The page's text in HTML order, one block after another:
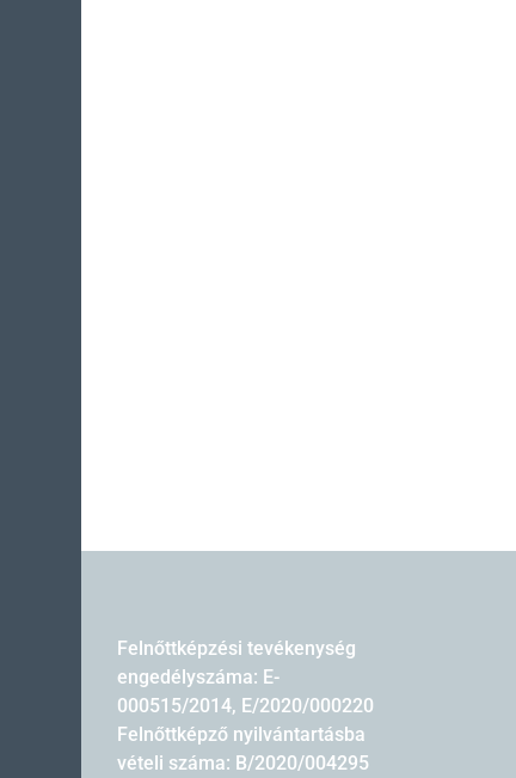
Felnőttképzési tevékenység
engedélyszáma: E-
000515/2014, E/2020/000220
Felnőttképző nyilvántartásba
vételi száma: B/2020/004295